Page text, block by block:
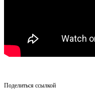
Поделиться ссылкой